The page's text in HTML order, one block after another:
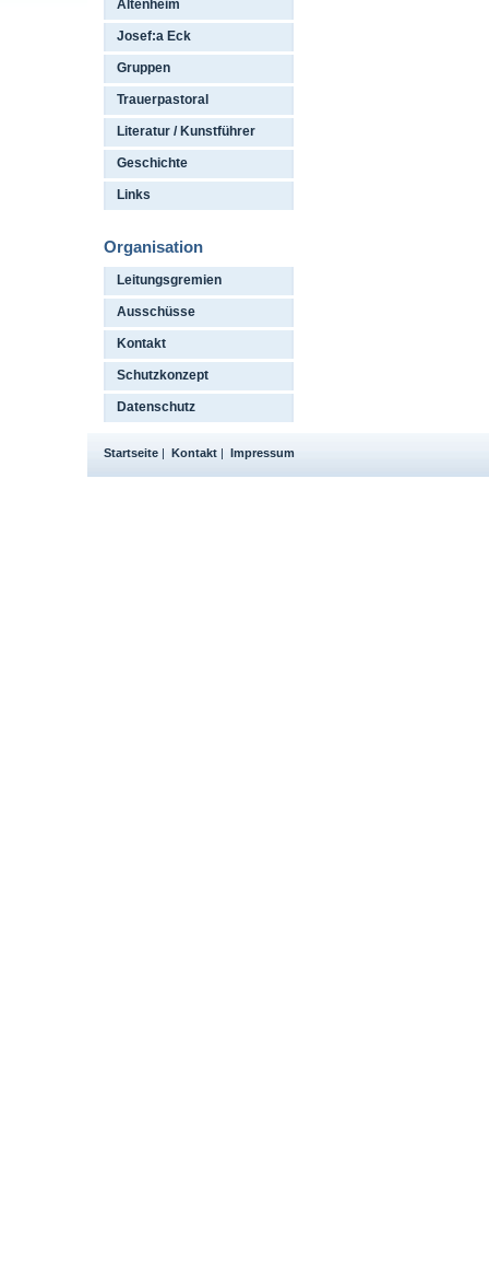
Altenheim
Josef:a Eck
Gruppen
Trauerpastoral
Literatur / Kunstführer
Geschichte
Links
Organisation
Leitungsgremien
Ausschüsse
Kontakt
Schutzkonzept
Datenschutz
Startseite | Kontakt | Impressum